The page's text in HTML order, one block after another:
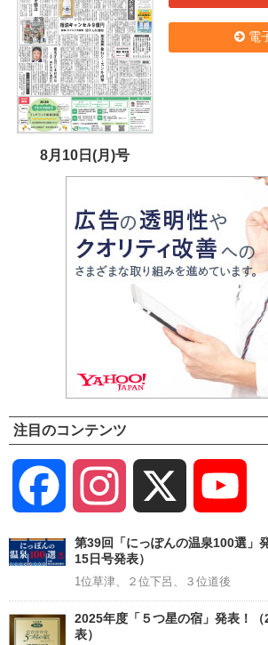
8月10日(月)号
電
注目のコンテンツ
Facebook Instagram
第39回「にっぽんの温泉100選」
15日号発表）
1位草津、２位下呂、３位道後
2025年度「５つ星の宿」発表！
表）